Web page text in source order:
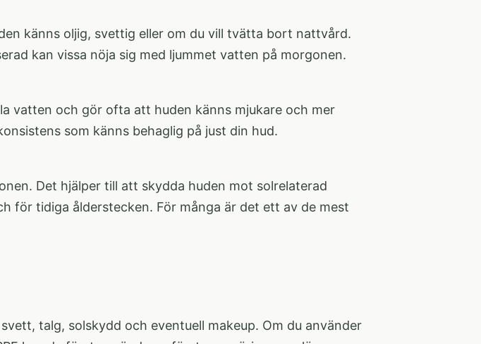
känns oljig, svettig eller om du vill tvätta bort nattvård.
kan vissa nöja sig med ljummet vatten på morgonen.
vatten och gör ofta att huden känns mjukare och mer
som känns behaglig på just din hud.
Det hjälper till att skydda huden mot solrelaterad
för tidiga ålderstecken. För många är det ett av de mest
talg, solskydd och eventuell makeup. Om du använder